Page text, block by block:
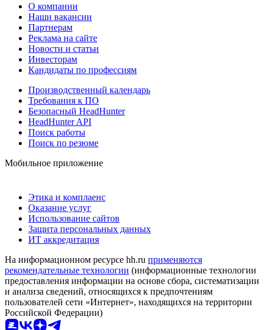
О компании
Наши вакансии
Партнерам
Реклама на сайте
Новости и статьи
Инвесторам
Кандидаты по профессиям
Производственный календарь
Требования к ПО
Безопасный HeadHunter
HeadHunter API
Поиск работы
Поиск по резюме
Мобильное приложение
Этика и комплаенс
Оказание услуг
Использование сайтов
Защита персональных данных
ИТ аккредитация
На информационном ресурсе hh.ru применяются
рекомендательные технологии (информационные технологии
предоставления информации на основе сбора, систематизации
и анализа сведений, относящихся к предпочтениям
пользователей сети «Интернет», находящихся на территории
Российской Федерации)